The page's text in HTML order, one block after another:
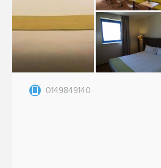
0149849140